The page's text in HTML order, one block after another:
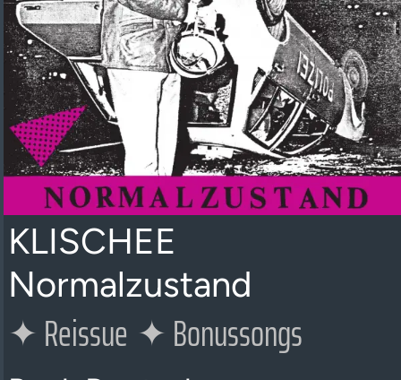
KLISCHEE
Normalzustand
✦Reissue ✦Bonussongs